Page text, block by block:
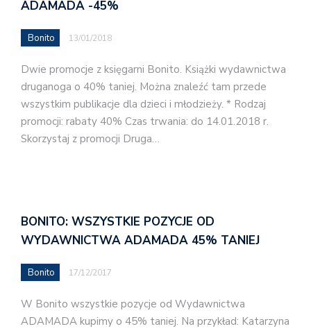
ADAMADA -45%
Bonito 13/01/2018
Dwie promocje z księgarni Bonito. Książki wydawnictwa
druganoga o 40% taniej. Można znaleźć tam przede
wszystkim publikacje dla dzieci i młodzieży. * Rodzaj
promocji: rabaty 40% Czas trwania: do 14.01.2018 r.
Skorzystaj z promocji Druga…
BONITO: WSZYSTKIE POZYCJE OD
WYDAWNICTWA ADAMADA 45% TANIEJ
Bonito 17/12/2017
W Bonito wszystkie pozycje od Wydawnictwa
ADAMADA kupimy o 45% taniej. Na przykład: Katarzyna